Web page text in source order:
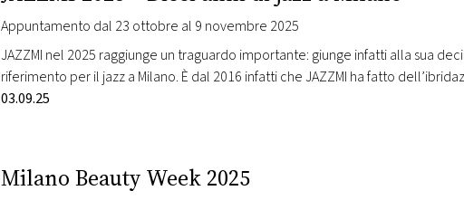
Appuntamento dal 23 ottobre al 9 novembre 2025
JAZZMI nel 2025 raggiunge un traguardo importante: giunge infatti alla sua
riferimento per il jazz a Milano. È dal 2016 infatti che JAZZMI ha fatto
la sua cifra distintiva, affermandosi come uno dei primi festival in Italia per
03.09.25
Milano Beauty Week 2025